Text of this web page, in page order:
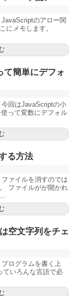
のアロー関
にメモします。
簡単にデフォ
回はJavaScriptの小
って変数にデフォル
る方法
ァイルを消すのでは
ファイルがが開かれ
空文字列をチェ
ログラムを書く上
ていろんな言語で必